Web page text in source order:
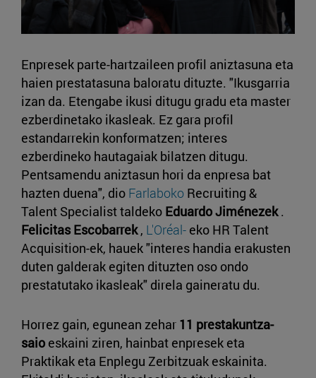
Enpresek parte-hartzaileen profil aniztasuna eta
haien prestatasuna baloratu dituzte. "Ikusgarria
izan da. Etengabe ikusi ditugu gradu eta master
ezberdinetako ikasleak. Ez gara profil
estandarrekin konformatzen; interes
ezberdineko hautagaiak bilatzen ditugu.
Pentsamendu aniztasun hori da enpresa bat
hazten duena", dio Farlaboko Recruiting &
Talent Specialist taldeko Eduardo Jiménezek.
Felicitas Escobarrek, L'Oréal- eko HR Talent
Acquisition-ek, hauek "interes handia erakusten
duten galderak egiten dituzten oso ondo
prestatutako ikasleak" direla gaineratu du.
Horrez gain, egunean zehar 11 prestakuntza-
saio eskaini ziren, hainbat enpresek eta
Praktikak eta Enplegu Zerbitzuak eskainita.